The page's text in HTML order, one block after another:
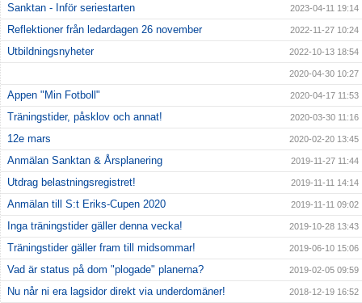
Sanktan - Inför seriestarten 2023-04-11 19:14
Reflektioner från ledardagen 26 november 2022-11-27 10:24
Utbildningsnyheter 2022-10-13 18:54
2020-04-30 10:27
Appen "Min Fotboll" 2020-04-17 11:53
Träningstider, påsklov och annat! 2020-03-30 11:16
12e mars 2020-02-20 13:45
Anmälan Sanktan & Årsplanering 2019-11-27 11:44
Utdrag belastningsregistret! 2019-11-11 14:14
Anmälan till S:t Eriks-Cupen 2020 2019-11-11 09:02
Inga träningstider gäller denna vecka! 2019-10-28 13:43
Träningstider gäller fram till midsommar! 2019-06-10 15:06
Vad är status på dom "plogade" planerna? 2019-02-05 09:59
Nu når ni era lagsidor direkt via underdomäner! 2018-12-19 16:52